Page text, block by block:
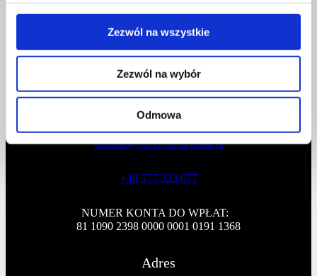
Zezwól na wszystkie
Zezwól na wybór
Odmowa
Szpilka
Profil tiktok Czerwona Szpilka
Profil youtube Czerwona
Szpilka
Kontakt
kontakt@czerwonaszpilka.pl
+48 577 333 077
NUMER KONTA DO WPŁAT:
81 1090 2398 0000 0001 0191 1368
Adres